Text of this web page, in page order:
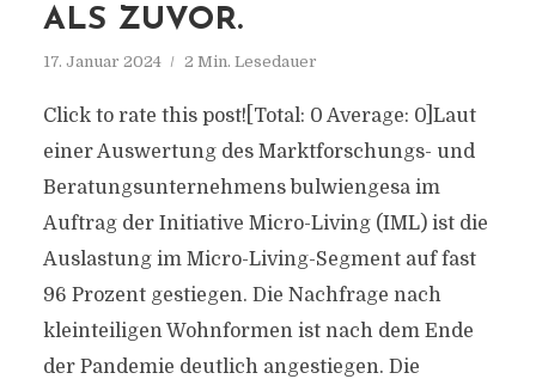
ALS ZUVOR.
17. Januar 2024 2 Min. Lesedauer
Click to rate this post![Total: 0 Average: 0]Laut
einer Auswertung des Marktforschungs- und
Beratungsunternehmens bulwiengesa im
Auftrag der Initiative Micro-Living (IML) ist die
Auslastung im Micro-Living-Segment auf fast
96 Prozent gestiegen. Die Nachfrage nach
kleinteiligen Wohnformen ist nach dem Ende
der Pandemie deutlich angestiegen. Die